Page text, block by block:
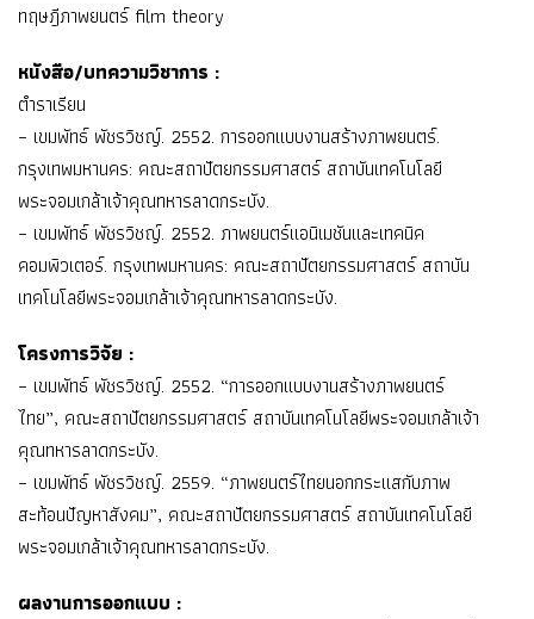
ทฤษฎีภาพยนตร์ film theory
หนังสือ/บทความวิชาการ :
ตำราเรียน
– เขมพัทธ์ พัชรวิชญ์. 2552. การออกแบบงานสร้างภาพยนตร์.
กรุงเทพมหานคร: คณะสถาปัตยกรรมศาสตร์ สถาบันเทคโนโลยี
พระจอมเกล้าเจ้าคุณทหารลาดกระบัง.
– เขมพัทธ์ พัชรวิชญ์. 2552. ภาพยนตร์แอนิเมชันและเทคนิค
คอมพิวเตอร์. กรุงเทพมหานคร: คณะสถาปัตยกรรมศาสตร์ สถาบัน
เทคโนโลยีพระจอมเกล้าเจ้าคุณทหารลาดกระบัง.
โครงการวิจัย :
– เขมพัทธ์ พัชรวิชญ์. 2552. “การออกแบบงานสร้างภาพยนตร์
ไทย”, คณะสถาปัตยกรรมศาสตร์ สถาบันเทคโนโลยีพระจอมเกล้าเจ้า
คุณทหารลาดกระบัง.
– เขมพัทธ์ พัชรวิชญ์. 2559. “ภาพยนตร์ไทยนอกกระแสกับภาพ
สะท้อนปัญหาสังคม”, คณะสถาปัตยกรรมศาสตร์ สถาบันเทคโนโลยี
พระจอมเกล้าเจ้าคุณทหารลาดกระบัง.
ผลงานการออกแบบ :